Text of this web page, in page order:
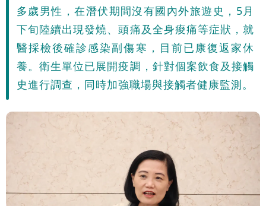
多歲男性，在潛伏期間沒有國內外旅遊史，5月
下旬陸續出現發燒、頭痛及全身痠痛等症狀，就
醫採檢後確診感染副傷寒，目前已康復返家休
養。衛生單位已展開疫調，針對個案飲食及接觸
史進行調查，同時加強職場與接觸者健康監測。